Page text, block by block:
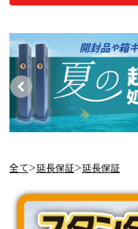
全て＞延長保証＞延長保証